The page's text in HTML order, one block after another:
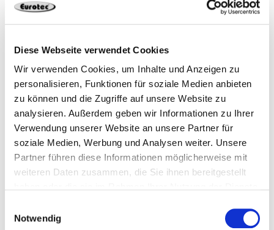
Diese Webseite verwendet Cookies
Wir verwenden Cookies, um Inhalte und Anzeigen zu
personalisieren, Funktionen für soziale Medien anbieten
zu können und die Zugriffe auf unsere Website zu
analysieren. Außerdem geben wir Informationen zu Ihrer
Verwendung unserer Website an unsere Partner für
soziale Medien, Werbung und Analysen weiter. Unsere
Partner führen diese Informationen möglicherweise mit
weiteren Daten zusammen, die Sie ihnen bereitgestellt
Notwendig
Chapa de acero galvanizada
Hoja de datos del producto
954229 20 x 55 x 1 x 750 mm
50 mm ancho Chapa de acero galvanizada